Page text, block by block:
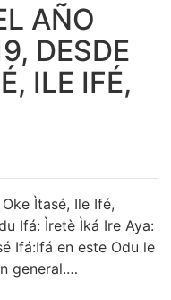
AÑO
DESDE
ILE IFÉ,
Ìtasé, Ile Ifé,
Ifá: Ìretè Ìká Ire Aya:
Ifá:Ifá en este Odu le
general.…